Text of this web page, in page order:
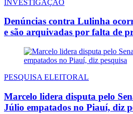
INVESTIGAÇÃO
Denúncias contra Lulinha
e são arquivadas por falta de
PESQUISA ELEITORAL
Marcelo lidera disputa pelo
Júlio empatados no Piauí, diz